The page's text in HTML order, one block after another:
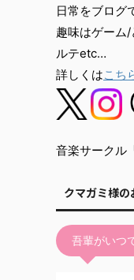
日常をブログ
趣味はゲーム
ルテetc…
詳しくはこち
音楽サークル
クマガミ様の
吾輩がいつ